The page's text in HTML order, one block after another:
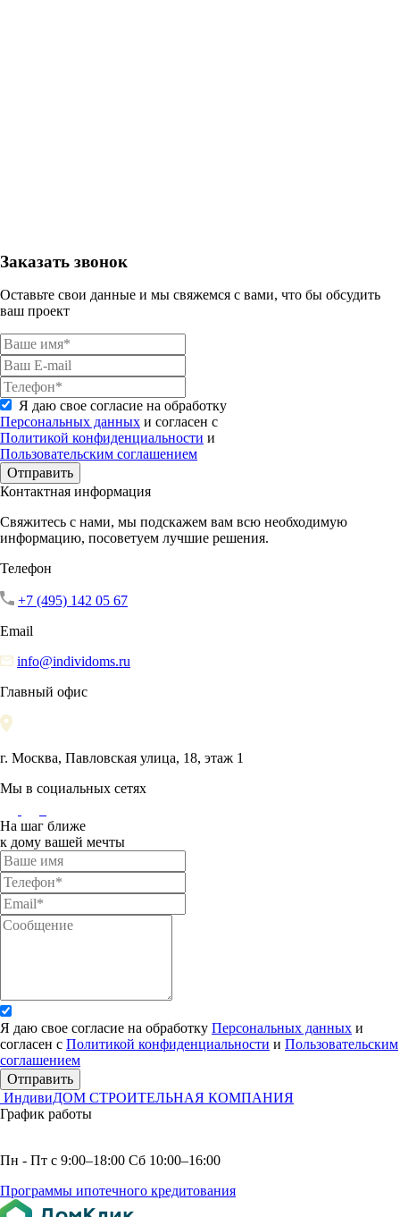
Заказать звонок
Оставьте свои данные и мы свяжемся с вами, что бы обсудить
ваш проект
Я даю свое согласие на обработку
Персональных данных и согласен с
Политикой конфиденциальности и
Пользовательским соглашением
Отправить
Контактная информация
Свяжитесь с нами, мы подскажем вам всю необходимую
информацию, посоветуем лучшие решения.
Телефон
+7 (495) 142 05 67
Email
info@individoms.ru
Главный офис
г. Москва, Павловская улица, 18, этаж 1
Мы в социальных сетях
На шаг ближе
к дому вашей мечты
Я даю свое согласие на обработку Персональных данных и
согласен с Политикой конфиденциальности и Пользовательским
соглашением
Отправить
ИндивиДОМ СТРОИТЕЛЬНАЯ КОМПАНИЯ
График работы
Пн - Пт с 9:00–18:00 Сб 10:00–16:00
Программы ипотечного кредитования